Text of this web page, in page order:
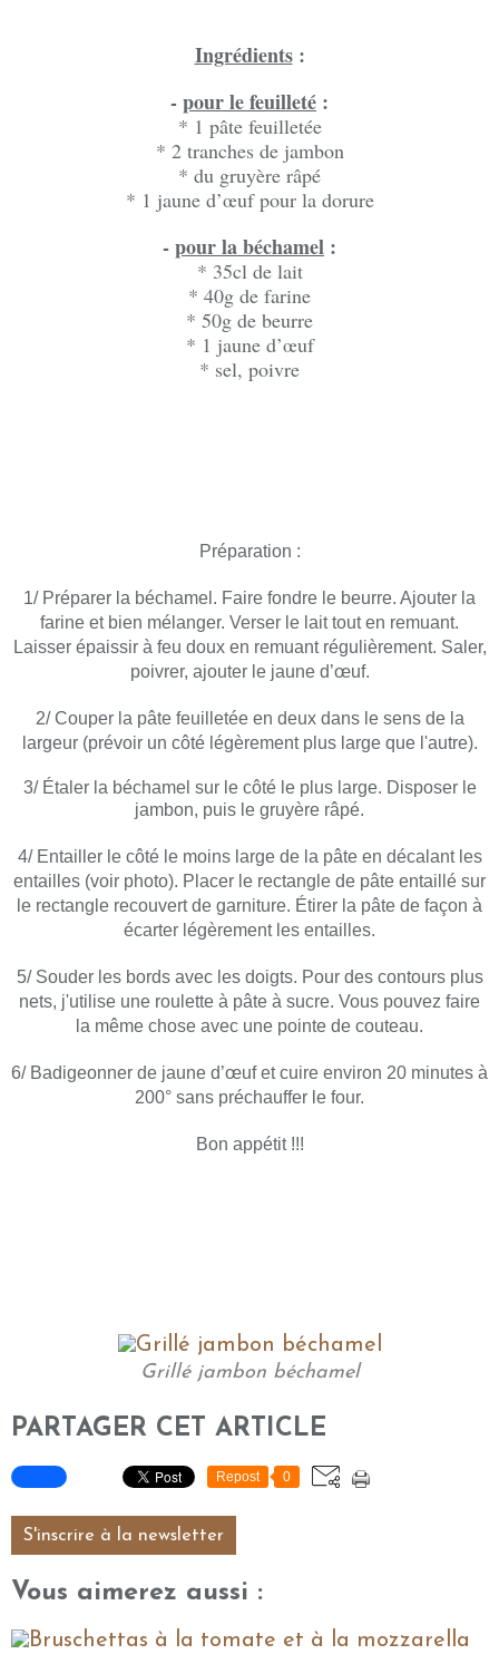
Ingrédients:
-pour le feuilleté :
* 1 pâte feuilletée
* 2 tranches de jambon
* du gruyère râpé
* 1 jaune d’œuf pour la dorure
-pour la béchamel :
* 35cl de lait
* 40g de farine
* 50g de beurre
* 1 jaune d’œuf
* sel, poivre
Préparation :
1/ Préparer la béchamel. Faire fondre le beurre. Ajouter la
farine et bien mélanger. Verser le lait tout en remuant.
Laisser épaissir à feu doux en remuant régulièrement. Saler,
poivrer, ajouter le jaune d’œuf.
2/ Couper la pâte feuilletée en deux dans le sens de la
largeur (prévoir un côté légèrement plus large que l'autre).
3/ Étaler la béchamel sur le côté le plus large. Disposer le
jambon, puis le gruyère râpé.
4/ Entailler le côté le moins large de la pâte en décalant les
entailles (voir photo). Placer le rectangle de pâte entaillé sur
le rectangle recouvert de garniture. Étirer la pâte de façon à
écarter légèrement les entailles.
5/ Souder les bords avec les doigts. Pour des contours plus
nets, j'utilise une roulette à pâte à sucre. Vous pouvez faire
la même chose avec une pointe de couteau.
6/ Badigeonner de jaune d’œuf et cuire environ 20 minutes à
200° sans préchauffer le four.
Bon appétit !!!
Grillé jambon béchamel
PARTAGER CET ARTICLE
Repost 0
S'inscrire à la newsletter
Vous aimerez aussi :